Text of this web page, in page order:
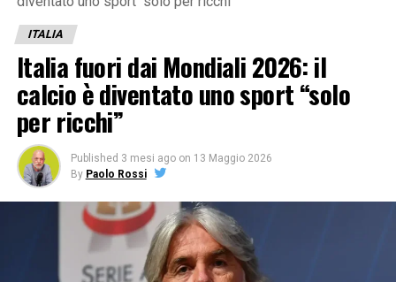
ITALIA
Italia fuori dai Mondiali 2026: il
calcio è diventato uno sport “solo
per ricchi”
Published 3 mesi ago on 13 Maggio 2026
By Paolo Rossi